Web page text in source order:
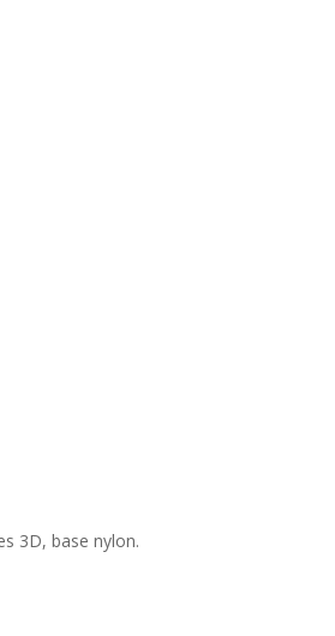
3D, base nylon.